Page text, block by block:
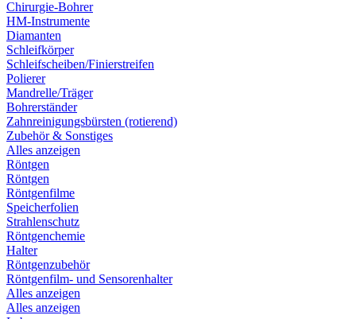
Chirurgie-Bohrer
HM-Instrumente
Diamanten
Schleifkörper
Schleifscheiben/Finierstreifen
Polierer
Mandrelle/Träger
Bohrerständer
Zahnreinigungsbürsten (rotierend)
Zubehör & Sonstiges
Alles anzeigen
Röntgen
Röntgen
Röntgenfilme
Speicherfolien
Strahlenschutz
Röntgenchemie
Halter
Röntgenzubehör
Röntgenfilm- und Sensorenhalter
Alles anzeigen
Alles anzeigen